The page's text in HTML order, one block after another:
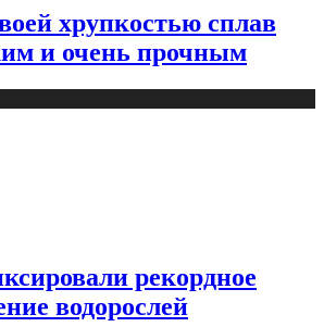
хрупкостью сплав
и очень прочным
рекордное
водорослей